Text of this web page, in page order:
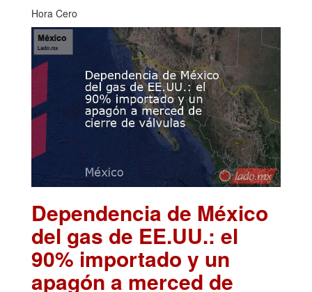
Hora Cero
Dependencia de México
del gas de EE.UU.: el
90% importado y un
apagón a merced de